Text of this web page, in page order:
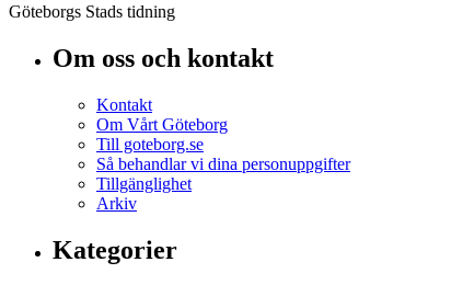
Göteborgs Stads tidning
Om oss och kontakt
Kontakt
Om Vårt Göteborg
Till goteborg.se
Så behandlar vi dina personuppgifter
Tillgänglighet
Arkiv
Kategorier